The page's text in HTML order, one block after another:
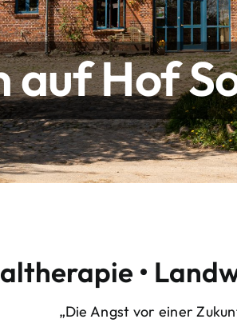
auf Hof
•
„Die Angst vor einer